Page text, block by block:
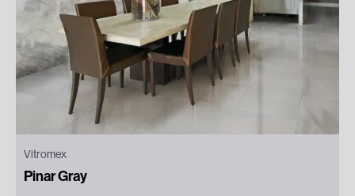
Vitromex
Pinar Gray